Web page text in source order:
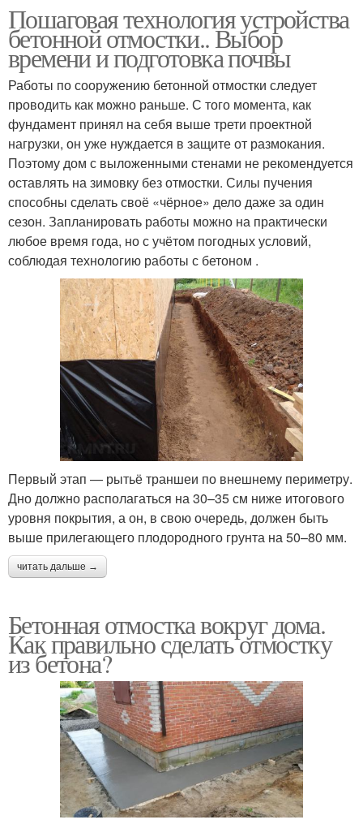
Пошаговая технология устройства
бетонной отмостки.. Выбор
времени и подготовка почвы
Работы по сооружению бетонной отмостки следует
проводить как можно раньше. С того момента, как
фундамент принял на себя выше трети проектной
нагрузки, он уже нуждается в защите от размокания.
Поэтому дом с выложенными стенами не рекомендуется
оставлять на зимовку без отмостки. Силы пучения
способны сделать своё «чёрное» дело даже за один
сезон. Запланировать работы можно на практически
любое время года, но с учётом погодных условий,
соблюдая технологию работы с бетоном .
Первый этап — рытьё траншеи по внешнему периметру.
Дно должно располагаться на 30–35 см ниже итогового
уровня покрытия, а он, в свою очередь, должен быть
выше прилегающего плодородного грунта на 50–80 мм.
читать дальше →
Бетонная отмостка вокруг дома.
Как правильно сделать отмостку
из бетона?